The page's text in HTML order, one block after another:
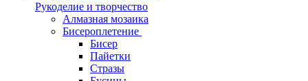
Рукоделие и творчество
Алмазная мозаика
Бисероплетение
Бисер
Пайетки
Стразы